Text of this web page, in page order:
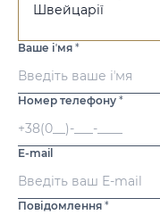
Швейцарії
Ваше іʼмя *
Номер телефону *
E-mail
Повідомлення *